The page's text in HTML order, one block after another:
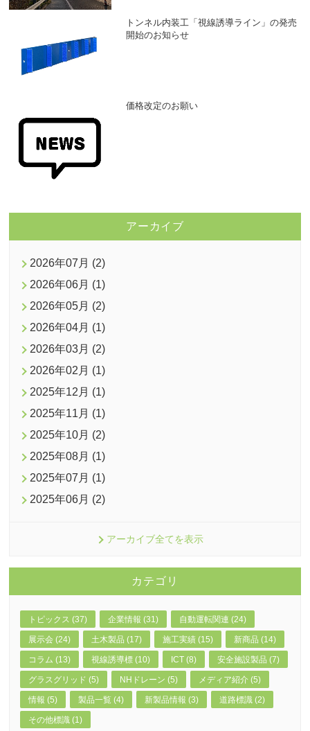
トンネル内装工「視線誘導ライン」の発売
開始のお知らせ
価格改定のお願い
アーカイブ
2026年07月 (2)
2026年06月 (1)
2026年05月 (2)
2026年04月 (1)
2026年03月 (2)
2026年02月 (1)
2025年12月 (1)
2025年11月 (1)
2025年10月 (2)
2025年08月 (1)
2025年07月 (1)
2025年06月 (2)
アーカイブ全てを表示
カテゴリ
トピックス (37) 企業情報 (31) 自動運転関連 (24)
展示会 (24) 土木製品 (17) 施工実績 (15) 新商品 (14)
コラム (13) 視線誘導標 (10) ICT (8) 安全施設製品 (7)
グラスグリッド (5) NHドレーン (5) メディア紹介 (5)
情報 (5) 製品一覧 (4) 新製品情報 (3) 道路標識 (2)
その他標識 (1)